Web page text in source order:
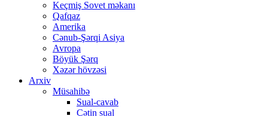
Keçmiş Sovet məkanı
Qafqaz
Amerika
Cənub-Şərqi Asiya
Avropa
Böyük Şərq
Xəzər hövzəsi
Arxiv
Müsahibə
Sual-cavab
Çətin sual